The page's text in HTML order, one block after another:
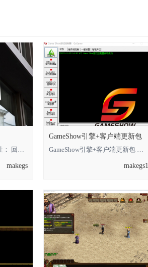
GS微端架设教程 下载地址： 回复可见 **** 本内容被作者隐藏 ****
makegs
GameShow引擎+客户端更新包
GameShow引擎+客户端更新包 下载地址： 回复可见 **** 本内容被作者隐藏 **** *
makegs1